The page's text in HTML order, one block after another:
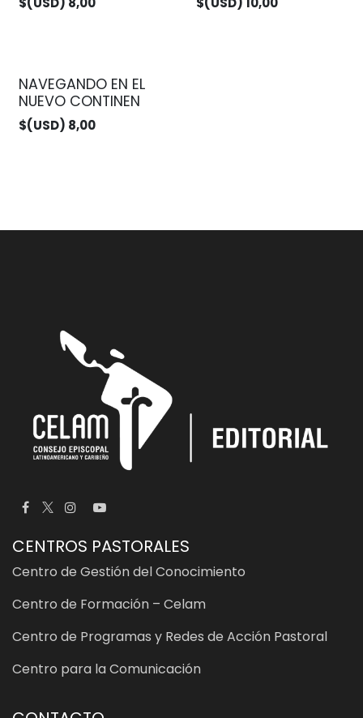
NAVEGANDO EN EL
NUEVO CONTINEN
$(USD) 8,00
CENTROS PASTORALES
Centro de Gestión del Conocimiento
Centro de Formación – Celam
Centro de Programas y Redes de Acción Pastoral
Centro para la Comunicación